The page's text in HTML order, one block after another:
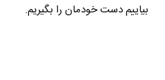
بیاییم دست خودمان را بگیریم.